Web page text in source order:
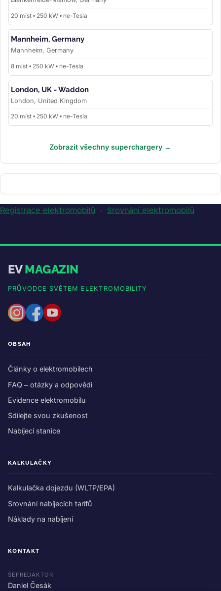
20 míst • 250 kW • ne-Tesla
Mannheim, Germany
Mannheim, Germany
8 míst • 250 kW • ne-Tesla
London, UK - Waddon
London, United Kingdom
20 míst • 250 kW • ne-Tesla
Zobrazit všechny superchargery →
Registrace elektromobilů · Srovnání elektromobilů
EVMAGAZIN
PRŮVODCE SVĚTEM ELEKTROMOBILITY
OBSAH
Články o elektromobilech
FAQ – otázky a odpovědi
Evidence elektromobilu
Sdílejte svou zkušenost
Nabíjecí stanice
KALKULAČKY
Kalkulačka dojezdu (WLTP/EPA)
Srovnání nabíjecích tarifů
Náklady na nabíjení
KONTAKT
ŠÉFREDAKTOR
Daniel Česák